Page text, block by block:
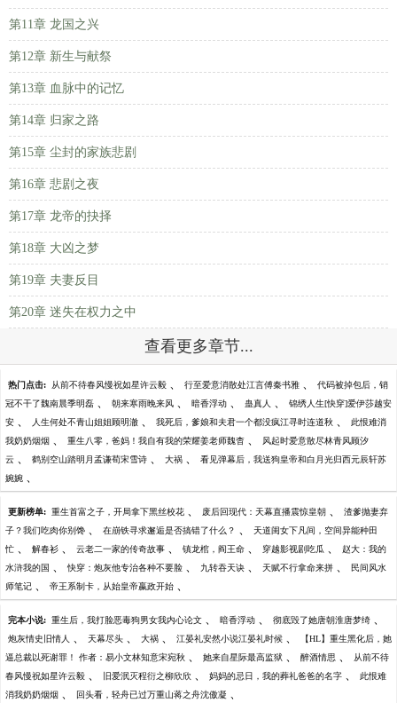
第11章 龙国之兴
第12章 新生与献祭
第13章 血脉中的记忆
第14章 归家之路
第15章 尘封的家族悲剧
第16章 悲剧之夜
第17章 龙帝的抉择
第18章 大凶之梦
第19章 夫妻反目
第20章 迷失在权力之中
查看更多章节...
热门点击: 从前不待春风慢祝如星许云毅 、 行至爱意消散处江言傅秦书雅 、 代码被掉包后，销
冠不干了魏南晨季明磊 、 朝来寒雨晚来风 、 暗香浮动 、 蛊真人 、 锦绣人生[快穿]爱伊莎越安
安 、 人生何处不青山姐姐顾明澈 、 我死后，爹娘和夫君一个都没疯江寻时连道秋 、 此恨难消
我奶奶烟烟 、 重生八零，爸妈！我自有我的荣耀姜老师魏杳 、 风起时爱意散尽林青风顾汐
云 、 鹤别空山踏明月孟谦荀宋雪诗 、 大祸 、 看见弹幕后，我送狗皇帝和白月光归西元辰轩苏
婉婉 、
更新榜单: 重生首富之子，开局拿下黑丝校花 、 废后回现代：天幕直播震惊皇朝 、 渣爹抛妻弃
子？我们吃肉你别馋 、 在崩铁寻求邂逅是否搞错了什么？ 、 天道闺女下凡间，空间异能种田
忙 、 解春衫 、 云老二一家的传奇故事 、 镇龙棺，阎王命 、 穿越影视剧吃瓜 、 赵大：我的
水浒我的国 、 快穿：炮灰他专治各种不要脸 、 九转吞天诀 、 天赋不行拿命来拼 、 民间风水
师笔记 、 帝王系制卡，从始皇帝嬴政开始 、
完本小说: 重生后，我打脸恶毒狗男女我内心论文 、 暗香浮动 、 彻底毁了她唐朝淮唐梦绮 、
炮灰情史旧情人 、 天幕尽头 、 大祸 、 江晏礼安然小说江晏礼时候 、 【HL】重生黑化后，她
逼总裁以死谢罪！ 作者：易小文林知意宋宛秋 、 她来自星际最高监狱 、 醉酒情思 、 从前不待
春风慢祝如星许云毅 、 旧爱泯灭程衍之柳欣欣 、 妈妈的忌日，我的葬礼爸爸的名字 、 此恨难
消我奶奶烟烟 、 回头看，轻舟已过万重山蒋之舟沈傲凝 、